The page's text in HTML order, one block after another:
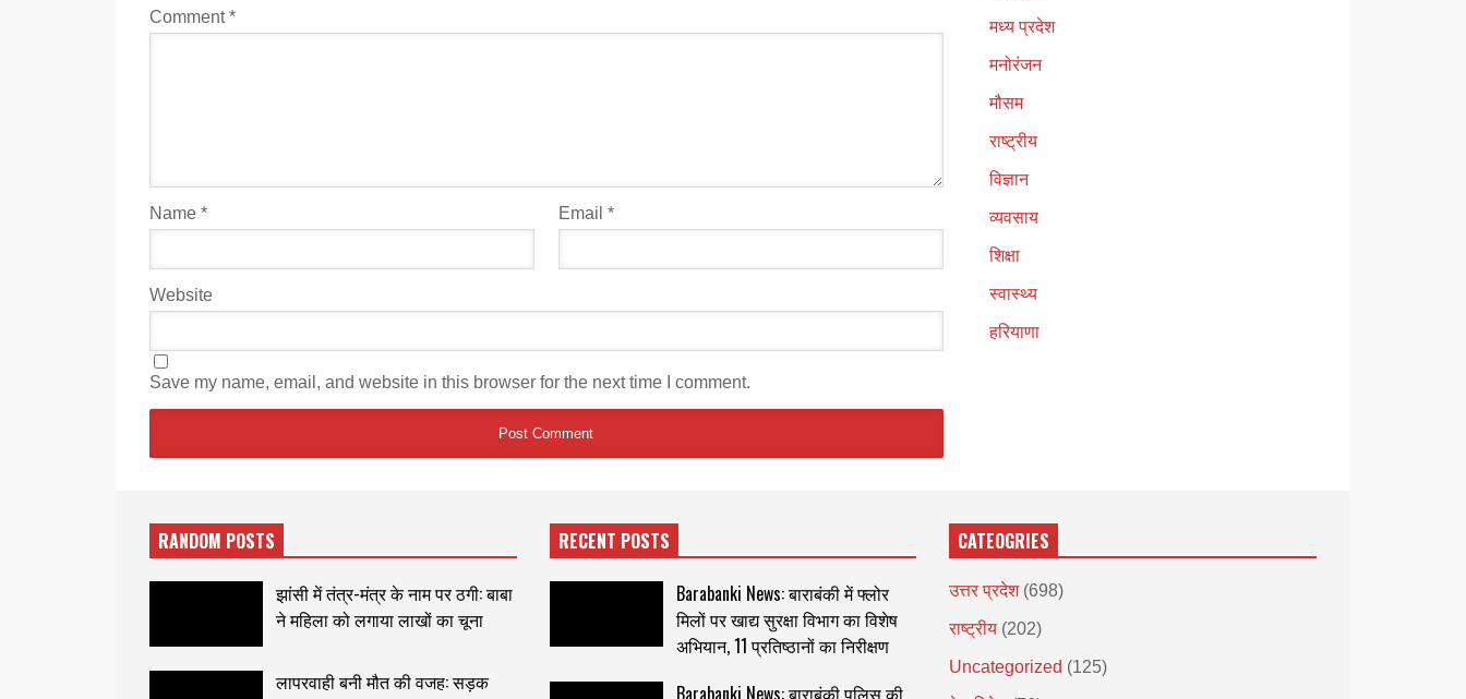
Comment*
Name * Email *
Website
Save my name, email, and website in this browser for the next time I comment.
मध्य प्रदेश
मनोरंजन
मौसम
राष्ट्रीय
विज्ञान
व्यवसाय
शिक्षा
स्वास्थ्य
हरियाणा
RANDOM POSTS
झांसी में तंत्र-मंत्र के नाम पर ठगी: बाबा
ने महिला को लगाया लाखों का चूना
लापरवाही बनी मौत की वजह: सड़क
RECENT POSTS
Barabanki News: बाराबंकी में फ्लोर
मिलों पर खाद्य सुरक्षा विभाग का विशेष
अभियान, 11 प्रतिष्ठानों का निरीक्षण
Barabanki News: बाराबंकी पुलिस की
CATEOGRIES
उत्तर प्रदेश (698)
राष्ट्रीय (202)
Uncategorized (125)